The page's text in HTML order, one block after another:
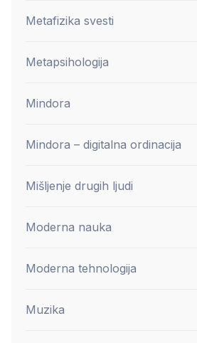
Metafizika svesti
Metapsihologija
Mindora
Mindora – digitalna ordinacija
Mišljenje drugih ljudi
Moderna nauka
Moderna tehnologija
Muzika